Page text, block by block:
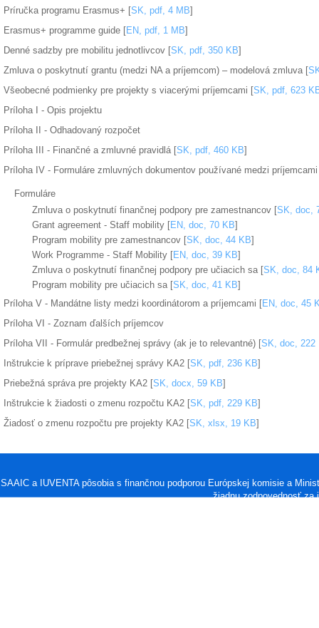
Príručka programu Erasmus+ [SK, pdf, 4 MB]
Erasmus+ programme guide [EN, pdf, 1 MB]
Denné sadzby pre mobilitu jednotlivcov [SK, pdf, 350 KB]
Zmluva o poskytnutí grantu (medzi NA a príjemcom) – modelová zmluva [
Všeobecné podmienky pre projekty s viacerými príjemcami [SK, pdf, 623
Príloha I - Opis projektu
Príloha II - Odhadovaný rozpočet
Príloha III - Finančné a zmluvné pravidlá [SK, pdf, 460 KB]
Príloha IV - Formuláre zmluvných dokumentov používané medzi
Formuláre
Zmluva o poskytnutí finančnej podpory pre zamestnancov [SK, doc,
Grant agreement - Staff mobility [EN, doc, 70 KB]
Program mobility pre zamestnancov [SK, doc, 44 KB]
Work Programme - Staff Mobility [EN, doc, 39 KB]
Zmluva o poskytnutí finančnej podpory pre učiacich sa [SK, doc, 84
Program mobility pre učiacich sa [SK, doc, 41 KB]
Príloha V - Mandátne listy medzi koordinátorom a príjemcami [EN, doc, 45
Príloha VI - Zoznam ďalších príjemcov
Príloha VII - Formulár predbežnej správy (ak je to relevantné) [SK, doc, 222
Inštrukcie k príprave priebežnej správy KA2 [SK, pdf, 236 KB]
Priebežná správa pre projekty KA2 [SK, docx, 59 KB]
Inštrukcie k žiadosti o zmenu rozpočtu KA2 [SK, pdf, 229 KB]
Žiadosť o zmenu rozpočtu pre projekty KA2 [SK, xlsx, 19 KB]
SAAIC a IUVENTA pôsobia s finančnou podporou Európskej komisie a
žiadnu zodpovednosť za